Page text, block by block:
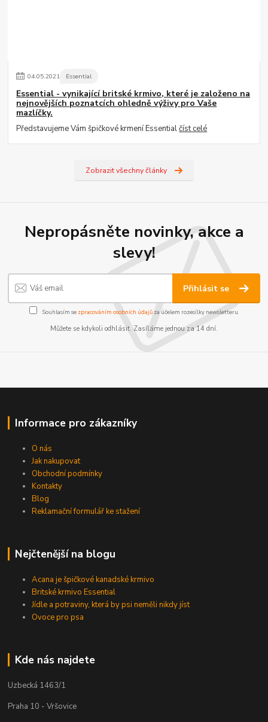
04.05.2021 Essential
Essential - vynikající britské krmivo, které je založeno na
nejnovějších poznatcích ohledně výživy pro Vaše
mazlíčky.
Představujeme Vám špičkové krmení Essentialčíst celé
Zobrazit všechny články
Nepropásněte novinky, akce a
slevy!
Přihlásit se
Souhlasím se zpracováním osobních údajůza účelem rozesílky newsletteru.
Můžete se kdykoli odhlásit. Zasíláme jednou za 14 dní.
Informace pro zákazníky
O nás
Jak nakupovat
Obchodní podmínky
Kontakty
Blog
Reklamační formulář ke stažení
Nejčtenější na blogu
Acana je špičkové kanadské krmivo
Britské krmivo Essential
Jídle a potraviny, která by psi neměli nikdy jíst
Ovoce pro psa
Kde nás najdete
Uzbecká 1463/1
Praha 10 - Vršovice